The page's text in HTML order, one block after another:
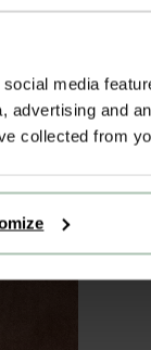
media
advertising and
collected from